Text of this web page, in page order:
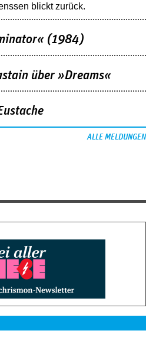
blickt zurück.
(1984)
über »Dreams«
ALLE MELDUNGEN